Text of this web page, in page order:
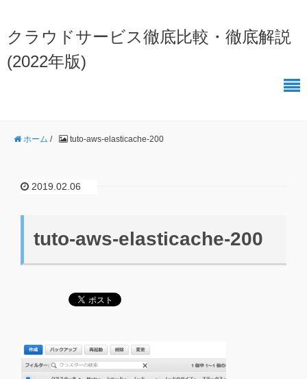
クラウドサービス徹底比較・徹底解説
(2022年版)
ホーム / tuto-aws-elasticache-200
2019.02.06
tuto-aws-elasticache-200